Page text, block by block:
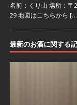
名前：くり山 場所：〒
29 地図はこちらから
最新のお酒に関する